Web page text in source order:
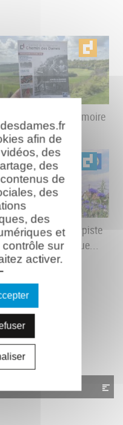
Le Carnet de la Mémoire
du Chemin des...
Baludik : un jeu de piste
numérique débarque...
afin de
des
des
de
des
des
et
sur
activer.